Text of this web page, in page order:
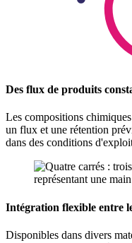
Des flux de produits
Les compositions
un flux et une rétention
dans des conditions
Intégration flexible entre
Disponibles dans divers